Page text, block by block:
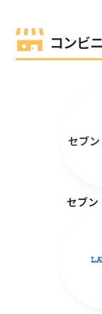
コンビ
セブ
セブ